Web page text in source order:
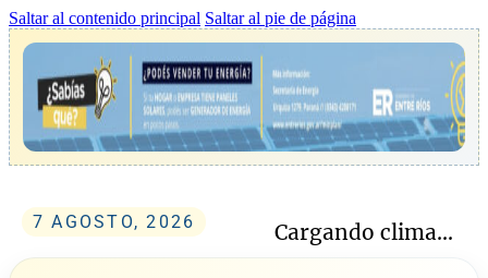
Saltar al contenido principal Saltar al pie de página
7 AGOSTO, 2026 Cargando clima...